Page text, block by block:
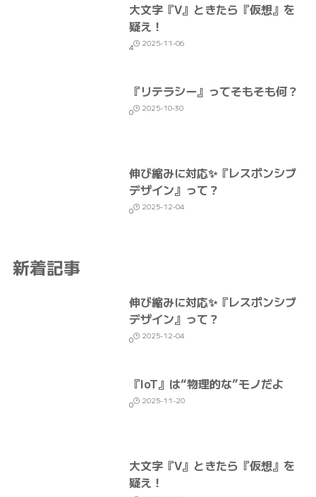
大文字『V』ときたら『仮想』を
疑え！
4 2025-11-06
『リテラシー』ってそもそも何？
0 2025-10-30
伸び縮みに対応✨『レスポンシブ
デザイン』って？
0 2025-12-04
新着記事
伸び縮みに対応✨『レスポンシブ
デザイン』って？
0 2025-12-04
『IoT』は“物理的な”モノだよ
0 2025-11-20
大文字『V』ときたら『仮想』を
疑え！